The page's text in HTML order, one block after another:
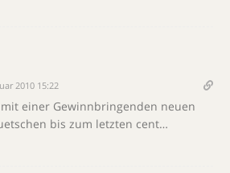
2010 15:22
einer Gewinnbringenden neuen
bis zum letzten cent…